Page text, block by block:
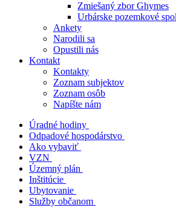
Zmiešaný zbor Ghymes
Urbárske pozemkové
Ankety
Narodili sa
Opustili nás
Kontakt
Kontakty
Zoznam subjektov
Zoznam osôb
Napíšte nám
Úradné hodiny
Odpadové hospodárstvo
Ako vybaviť
VZN
Územný plán
Inštitúcie
Ubytovanie
Služby občanom